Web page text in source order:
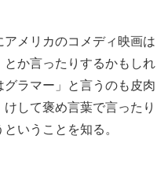
メリカのコメディ映画は
か言ったりするかもしれ
ラマー」と言うのも皮肉
して褒め言葉で言ったり
いうことを知る。